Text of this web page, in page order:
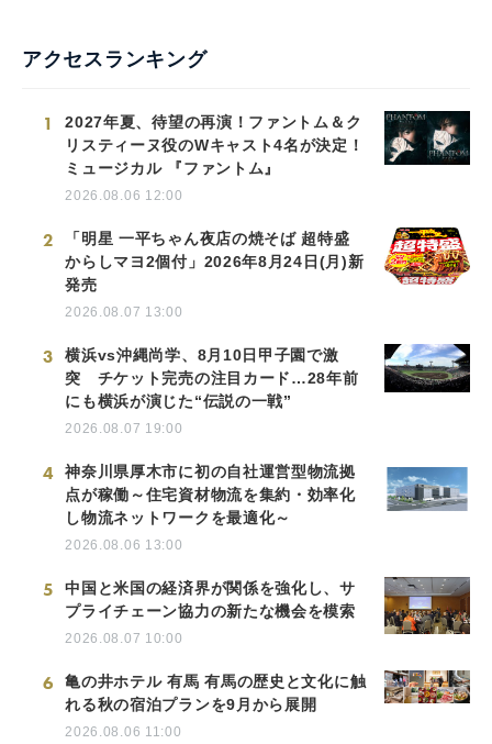
アクセスランキング
1
2027年夏、待望の再演！ファントム＆ク
リスティーヌ役のWキャスト4名が決定！
ミュージカル 『ファントム』
2026.08.06 12:00
2
「明星 一平ちゃん夜店の焼そば 超特盛
からしマヨ2個付」2026年8月24日(月)新
発売
2026.08.07 13:00
3
横浜vs沖縄尚学、8月10日甲子園で激
突 チケット完売の注目カード…28年前
にも横浜が演じた“伝説の一戦”
2026.08.07 19:00
4
神奈川県厚木市に初の自社運営型物流拠
点が稼働～住宅資材物流を集約・効率化
し物流ネットワークを最適化～
2026.08.06 13:00
5
中国と米国の経済界が関係を強化し、サ
プライチェーン協力の新たな機会を模索
2026.08.07 10:00
6
亀の井ホテル 有馬 有馬の歴史と文化に触
れる秋の宿泊プランを9月から展開
2026.08.06 11:00